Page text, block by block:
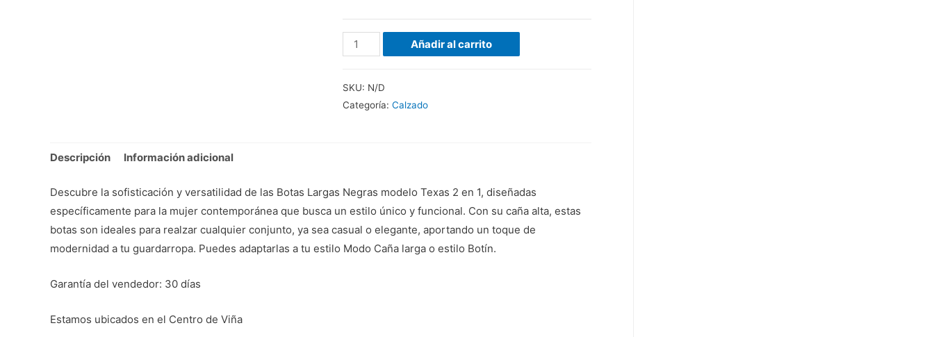
Botas
2
Añadir al carrito
SKU: N/D
Categoría: Calzado
Descripción Información adicional
Descubre la sofisticación y versatilidad de las Botas Largas Negras modelo Texas 2 en 1, diseñadas
específicamente para la mujer contemporánea que busca un estilo único y funcional. Con su caña alta, estas
botas son ideales para realzar cualquier conjunto, ya sea casual o elegante, aportando un toque de
modernidad a tu guardarropa. Puedes adaptarlas a tu estilo Modo Caña larga o estilo Botín.
Garantía del vendedor: 30 días
Estamos ubicados en el Centro de Viña